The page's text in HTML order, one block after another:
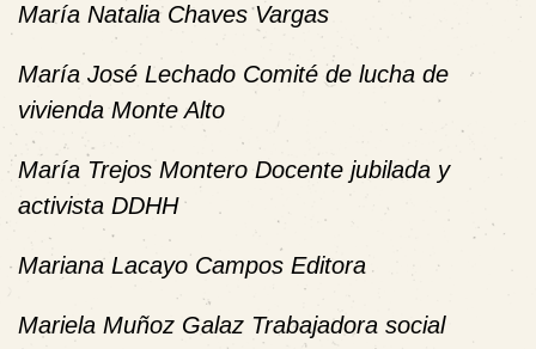
María Natalia Chaves Vargas
María José Lechado Comité de lucha de
vivienda Monte Alto
María Trejos Montero Docente jubilada y
activista DDHH
Mariana Lacayo Campos Editora
Mariela Muñoz Galaz Trabajadora social